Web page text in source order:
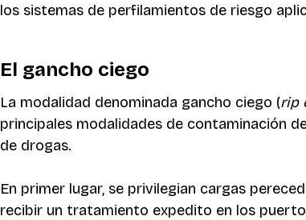
los sistemas de perfilamientos de riesgo
El gancho ciego
La modalidad denominada gancho ciego (rip
principales modalidades de contaminación
de drogas.
En primer lugar, se privilegian cargas
recibir un tratamiento expedito en los